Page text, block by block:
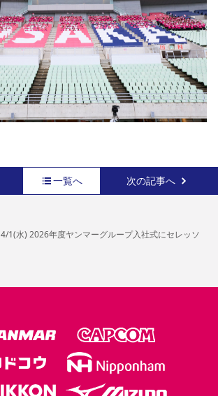
一覧へ 次の記事へ
4/1(水) 2026年度ヤンマーグループ入社式にセレッソ